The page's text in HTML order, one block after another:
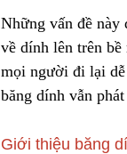
Những vấn đề này
về dính lên trên
mọi người đi lại
băng dính vẫn
Giới thiệu băng
Cấu Tạo Và
Sợi Kẽm
2023/12/11
2023/12/11